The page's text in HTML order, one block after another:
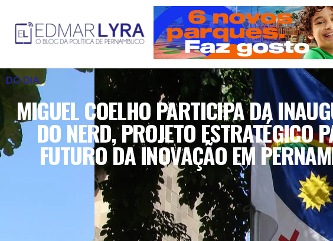
DO DIA
MIGUEL COELHO PARTICIPA DA
DO NERD, PROJETO ESTRATÉGICO
FUTURO DA INOVAÇÃO EM